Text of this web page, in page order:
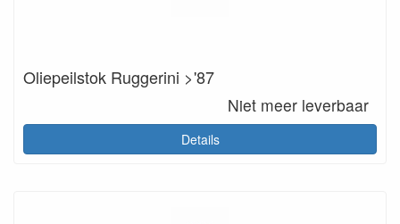
Oliepeilstok Ruggerini >'87
Niet meer leverbaar
Details